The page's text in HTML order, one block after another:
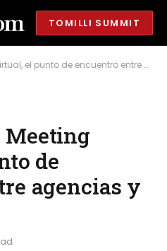
TOMILLI SUMMIT
de encuentro entre agencias y marcas
Meeting
de
agencias y